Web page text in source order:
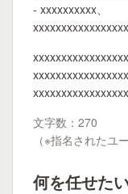
- xxxxxxxxxx、
文字数：270
（※指名されたユ
何を任せた